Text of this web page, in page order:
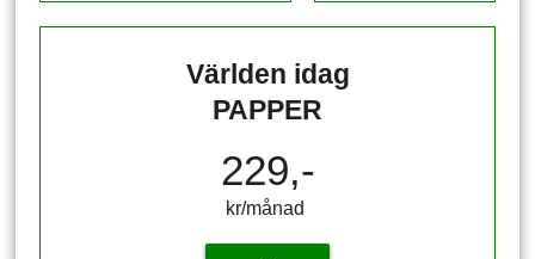
Världen idag
PAPPER
229,-
kr/månad ​​​​​​